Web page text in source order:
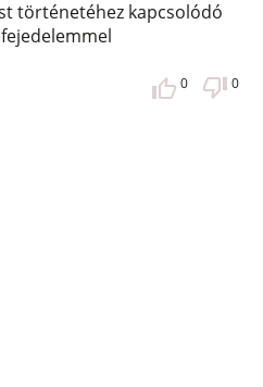
történetéhez kapcsolódó
0 0